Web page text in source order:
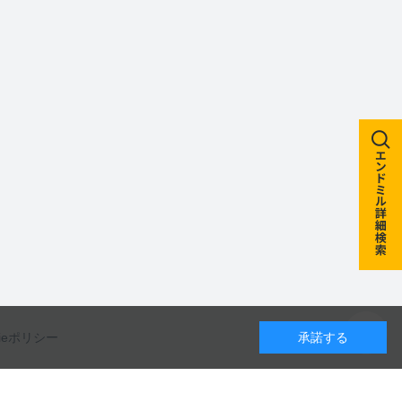
ポリシー 承諾する